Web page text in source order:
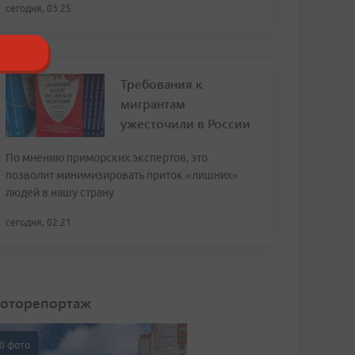
сегодня, 03:25
Требования к
мигрантам
ужесточили в России
По мнению приморских экспертов, это
позволит минимизировать приток «лишних»
людей в нашу страну
сегодня, 02:21
фото